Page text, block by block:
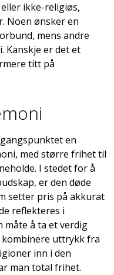
ikke-religiøs,
Noen ønsker en
mens andre
Kanskje er det et
titt på
en
med større frihet til
I stedet for å
er den døde
setter pris på akkurat
reflekteres i
måte å ta et verdig
uttrykk fra
inn i den
man total frihet.